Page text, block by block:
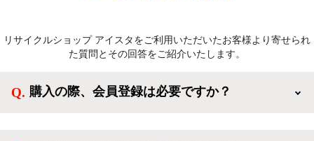
リサイクルショップ アイスタをご利用いただいたお客様より寄せられ
た質問とその回答をご紹介いたします。
購入の際、会員登録は必要ですか？